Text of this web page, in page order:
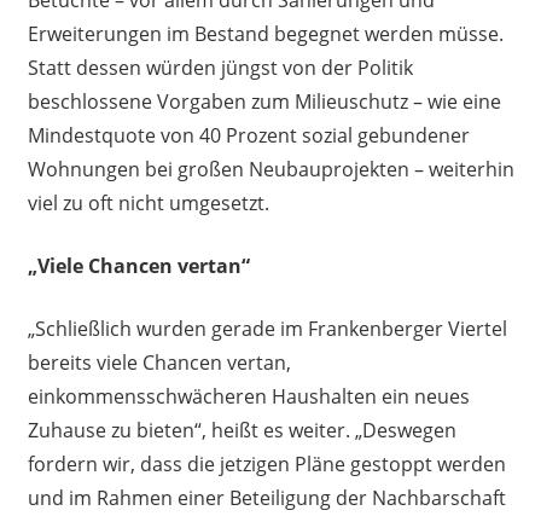
Erweiterungen im Bestand begegnet werden müsse.
Statt dessen würden jüngst von der Politik
beschlossene Vorgaben zum Milieuschutz – wie eine
Mindestquote von 40 Prozent sozial gebundener
Wohnungen bei großen Neubauprojekten – weiterhin
viel zu oft nicht umgesetzt.
„Viele Chancen vertan“
„Schließlich wurden gerade im Frankenberger Viertel
bereits viele Chancen vertan,
einkommensschwächeren Haushalten ein neues
Zuhause zu bieten“, heißt es weiter. „Deswegen
fordern wir, dass die jetzigen Pläne gestoppt werden
und im Rahmen einer Beteiligung der Nachbarschaft